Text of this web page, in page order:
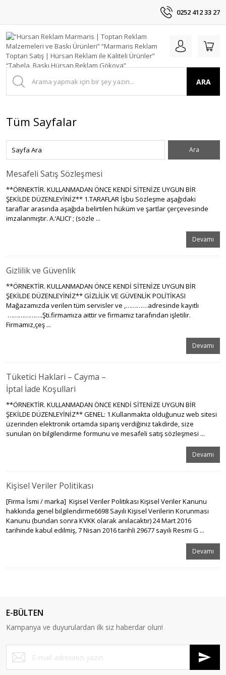
0252 412 33 27
ARA
Tüm Sayfalar
Mesafeli Satış Sözleşmesi
**ÖRNEKTİR. KULLANMADAN ÖNCE KENDİ SİTENİZE UYGUN BİR
ŞEKİLDE DÜZENLEYİNİZ** 1.TARAFLAR İşbu Sözleşme aşağıdaki
taraflar arasında aşağıda belirtilen hüküm ve şartlar çerçevesinde
imzalanmıştır. A.‘ALICI’ ; (sözle ...
Devamı
Gizlilik ve Güvenlik
**ÖRNEKTİR. KULLANMADAN ÖNCE KENDİ SİTENİZE UYGUN BİR
ŞEKİLDE DÜZENLEYİNİZ** GİZLİLİK VE GÜVENLİK POLİTİKASI
Mağazamızda verilen tüm servisler ve ,…………adresinde kayıtlı
……………….Şti.firmamıza aittir ve firmamız tarafından işletilir.
Firmamız,çeş ...
Devamı
Tüketici Haklari – Cayma –
İptal İade Koşullari
**ÖRNEKTİR. KULLANMADAN ÖNCE KENDİ SİTENİZE UYGUN BİR
ŞEKİLDE DÜZENLEYİNİZ** GENEL: 1.Kullanmakta olduğunuz web sitesi
üzerinden elektronik ortamda sipariş verdiğiniz takdirde, size
sunulan ön bilgilendirme formunu ve mesafeli satış sözleşmesi ...
Devamı
Kişisel Veriler Politikası
[Firma İsmi / marka] Kişisel Veriler Politikası Kişisel Veriler Kanunu
hakkında genel bilgilendirme6698 Sayılı Kişisel Verilerin Korunması
Kanunu (bundan sonra KVKK olarak anılacaktır) 24 Mart 2016
tarihinde kabul edilmiş, 7 Nisan 2016 tarihli 29677 sayılı Resmi G ...
Devamı
E-BÜLTEN
Kampanya ve duyurulardan ilk siz haberdar olun!